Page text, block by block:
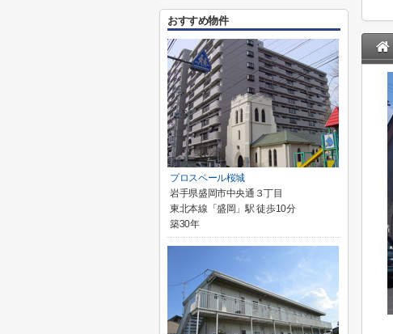
おすすめ物件
プロスペール桜城
岩手県盛岡市中央通３丁目
東北本線「盛岡」駅 徒歩10分
築30年